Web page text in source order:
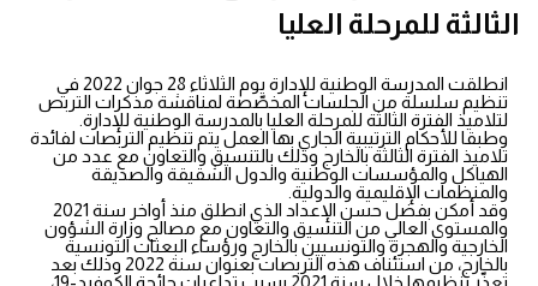
الثالثة للمرحلة العليا
انطلقت المدرسة الوطنية للإدارة يوم الثلاثاء 28 جوان 2022 في
تنظيم سلسلة من الجلسات المخصّصة لمناقشة مذكرات التربص
لتلاميذ الفترة الثالثة للمرحلة العليا بالمدرسة الوطنية للإدارة.
وطبقا للأحكام الترتيبية الجاري بها العمل يتم تنظيم التربصات لفائدة
تلاميذ الفترة الثالثة بالخارج وذلك بالتنسيق والتعاون مع عدد من
الهياكل والمؤسسات الوطنية والدول الشقيقة والصديقة
والمنظمات الإقليمية والدولية.
وقد أمكن بفضل حسن الإعداد الذي انطلق منذ أواخر سنة 2021
والمستوى العالي من التنسيق والتعاون مع مصالح وزارة الشؤون
الخارجية والهجرة والتونسيين بالخارج ورؤساء البعثات التونسية
بالخارج، من استئناف هذه التربصات بعنوان سنة 2022 وذلك بعد
تعذّر تنظيمها خلال سنة 2021 بسبب تداعيات جائحة الكوفيد-19،